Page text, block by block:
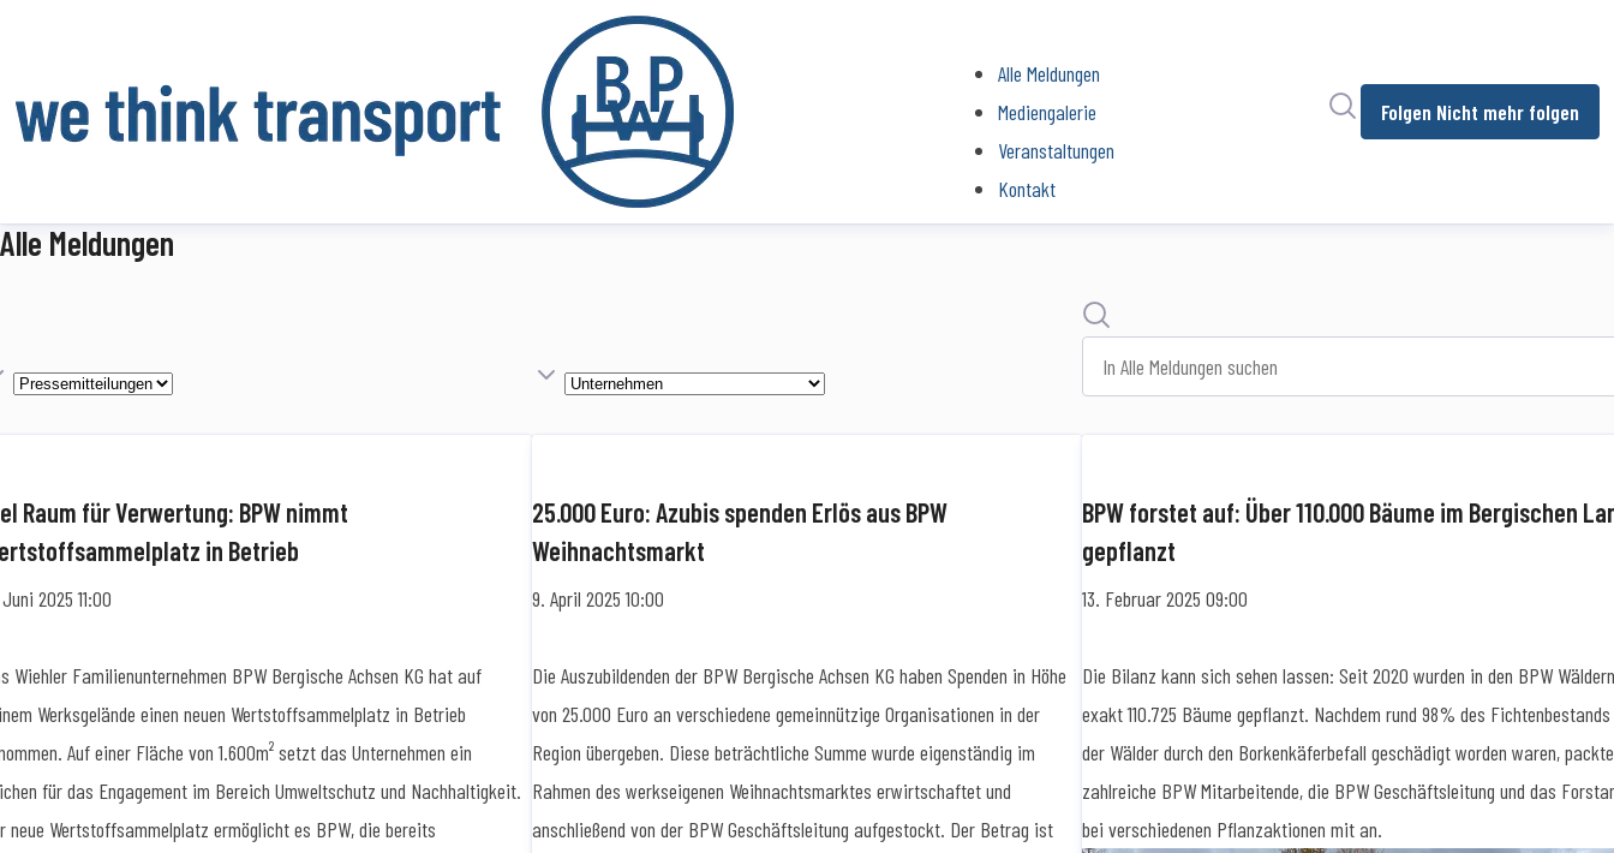
Alle Meldungen
Mediengalerie
Veranstaltungen
Kontakt
Folgen Nicht mehr folgen
Alle Meldungen
Kategorie
Suche
In alle meldungen suchen
Raum für Verwertung: BPW nimmt
in Betrieb
Juni 2025 11:00
Wiehler Familienunternehmen BPW Bergische Achsen KG hat auf
Werksgelände einen neuen Wertstoffsammelplatz in Betrieb
Auf einer Fläche von 1.600m² setzt das Unternehmen ein
für das Engagement im Bereich Umweltschutz und Nachhaltigkeit.
neue Wertstoffsammelplatz ermöglicht es BPW, die bereits
25.000 Euro: Azubis spenden Erlös aus BPW
Weihnachtsmarkt
9. April 2025 10:00
Die Auszubildenden der BPW Bergische Achsen KG haben Spenden in Höhe
von 25.000 Euro an verschiedene gemeinnützige Organisationen in der
Region übergeben. Diese beträchtliche Summe wurde eigenständig im
Rahmen des werkseigenen Weihnachtsmarktes erwirtschaftet und
anschließend von der BPW Geschäftsleitung aufgestockt. Der Betrag ist
BPW forstet auf: Über 110.000 Bäume im Bergischen
gepflanzt
13. Februar 2025 09:00
Die Bilanz kann sich sehen lassen: Seit 2020 wurden in den BPW
exakt 110.725 Bäume gepflanzt. Nachdem rund 98% des Fichtenbestands
der Wälder durch den Borkenkäferbefall geschädigt worden waren,
zahlreiche BPW Mitarbeitende, die BPW Geschäftsleitung und das
bei verschiedenen Pflanzaktionen mit an.